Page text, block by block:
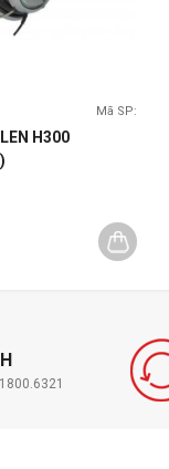
Mã SP:
H300